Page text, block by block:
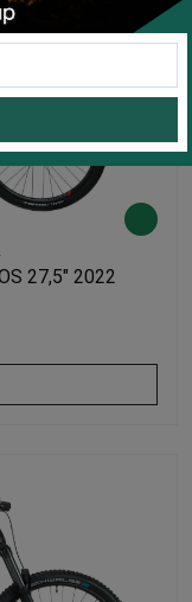
27,5" 2022